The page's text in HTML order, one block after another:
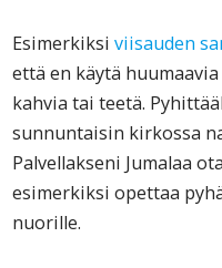
Esimerkiksiviisauden
että en käytä
kahvia tai teetä.
sunnuntaisin kirkossa
Palvellakseni Jumalaa
esimerkiksi opettaa
nuorille.